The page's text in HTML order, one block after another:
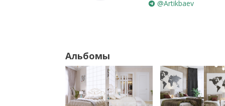
@Artikbaev
Альбомы